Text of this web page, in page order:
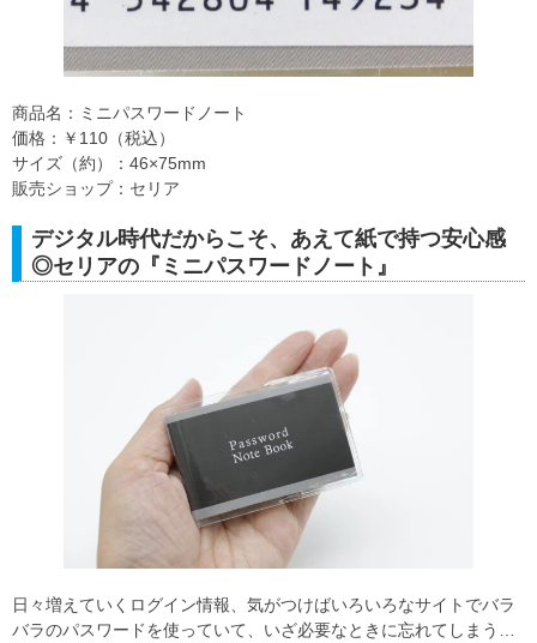
商品名：ミニパスワードノート
価格：￥110（税込）
サイズ（約）：46×75mm
販売ショップ：セリア
デジタル時代だからこそ、あえて紙で持つ安心感
◎セリアの『ミニパスワードノート』
日々増えていくログイン情報、気がつけばいろいろなサイトでバラ
バラのパスワードを使っていて、いざ必要なときに忘れてしまう…